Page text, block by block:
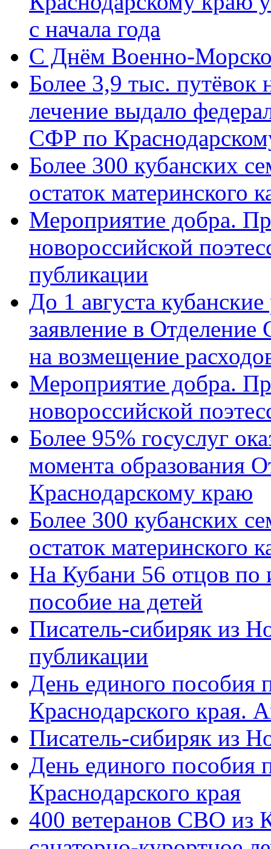
с начала года
C Днём Военно-
Более 3,9 тыс. путёвок
лечение выдало
СФР по
Более 300 кубанских
остаток материнского
Мероприятие добра.
новороссийской
публикации
До 1 августа
заявление в
на возмещение
Мероприятие добра.
новороссийской
Более 95% госуслуг
момента образования
Краснодарскому краю
Более 300 кубанских
остаток материнского
На Кубани 56 отцов по
пособие на детей
Писатель-сибиряк из
публикации
День единого пособия
Краснодарского края.
Писатель-сибиряк из
День единого пособия
Краснодарского края
400 ветеранов СВО из